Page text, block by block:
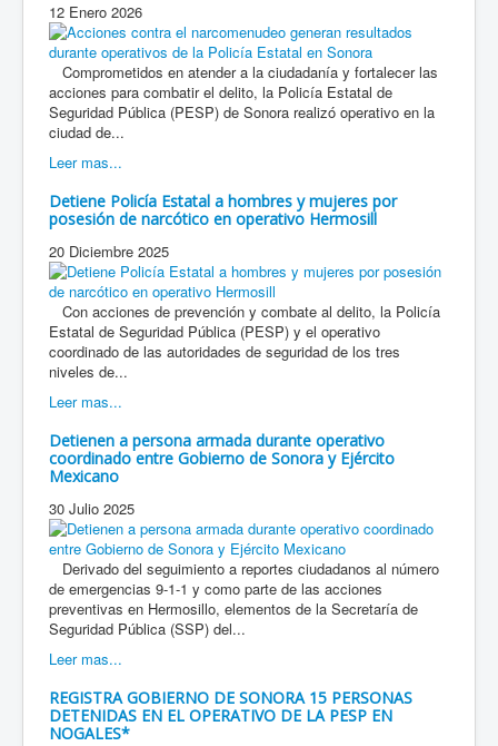
12 Enero 2026
Comprometidos en atender a la ciudadanía y fortalecer las
acciones para combatir el delito, la Policía Estatal de
Seguridad Pública (PESP) de Sonora realizó operativo en la
ciudad de...
Leer mas...
Detiene Policía Estatal a hombres y mujeres por
posesión de narcótico en operativo Hermosill
20 Diciembre 2025
Con acciones de prevención y combate al delito, la Policía
Estatal de Seguridad Pública (PESP) y el operativo
coordinado de las autoridades de seguridad de los tres
niveles de...
Leer mas...
Detienen a persona armada durante operativo
coordinado entre Gobierno de Sonora y Ejército
Mexicano
30 Julio 2025
Derivado del seguimiento a reportes ciudadanos al número
de emergencias 9-1-1 y como parte de las acciones
preventivas en Hermosillo, elementos de la Secretaría de
Seguridad Pública (SSP) del...
Leer mas...
REGISTRA GOBIERNO DE SONORA 15 PERSONAS
DETENIDAS EN EL OPERATIVO DE LA PESP EN
NOGALES*